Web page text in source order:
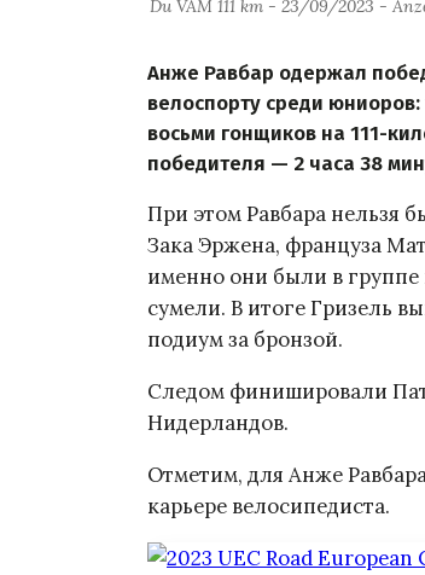
Du VAM 111 km - 23/09/2023 -
Анже Равбар одержал
велоспорту среди
восьми гонщиков на 111-
победителя — 2 часа 38
При этом Равбара нельзя
Зака Эржена, француза
именно они были в группе
сумели. В итоге Гризель
подиум за бронзой.
Следом финишировали
Нидерландов.
Отметим, для Анже
карьере велосипедиста.